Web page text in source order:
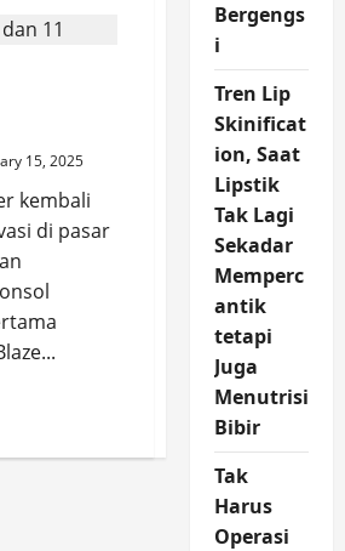
15, 2025
kembali
di pasar
Bergengs
i
Tren Lip
Skinificat
ion, Saat
Lipstik
Tak Lagi
Sekadar
Memperc
antik
tetapi
Juga
Menutrisi
Bibir
Tak
Harus
Operasi